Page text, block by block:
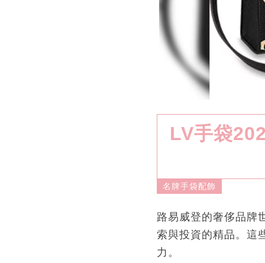
LV手袋
名牌手袋配飾
路易威登的奢侈品牌
索與投資的精品。這
力。